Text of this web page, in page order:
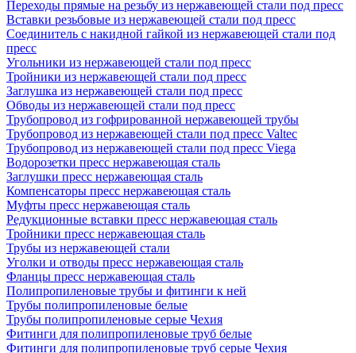
Переходы прямые на резьбу из нержавеющей стали под пресс
Вставки резьбовые из нержавеющей стали под пресс
Соединитель с накидной гайкой из нержавеющей стали под
пресс
Угольники из нержавеющей стали под пресс
Тройники из нержавеющей стали под пресс
Заглушка из нержавеющей стали под пресс
Обводы из нержавеющей стали под пресс
Трубопровод из гофрированной нержавеющей трубы
Трубопровод из нержавеющей стали под пресс Valtec
Трубопровод из нержавеющей стали под пресс Viega
Водорозетки пресс нержавеющая сталь
Заглушки пресс нержавеющая сталь
Компенсаторы пресс нержавеющая сталь
Муфты пресс нержавеющая сталь
Редукционные вставки пресс нержавеющая сталь
Тройники пресс нержавеющая сталь
Трубы из нержавеющей стали
Уголки и отводы пресс нержавеющая сталь
Фланцы пресс нержавеющая сталь
Полипропиленовые трубы и фитинги к ней
Трубы полипропиленовые белые
Трубы полипропиленовые серые Чехия
Фитинги для полипропиленовые труб белые
Фитинги для полипропиленовые труб серые Чехия